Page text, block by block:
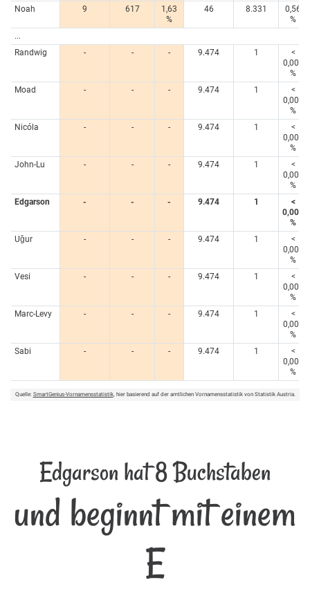
Noah
9 617
1,63
%
46 8.331
0,56
%
...
Randwig
- - - 9.474 1
<
0,005
%
Moad
- - - 9.474 1
<
0,005
%
Nicóla
- - - 9.474 1
<
0,005
%
John-Lu
- - - 9.474 1
<
0,005
%
Edgarson
- - - 9.474 1
<
0,005
%
Uǧur
- - - 9.474 1
<
0,005
%
Vesi
- - - 9.474 1
<
0,005
%
Marc-Levy
- - - 9.474 1
<
0,005
%
Sabi
- - - 9.474 1
<
0,005
%
Quelle: SmartGenius-Vornamensstatistik, hier basierend auf der amtlichen Vornamensstatistik von Statistik Austria.
Edgarson hat 8 Buchstaben
und beginnt mit einem
E